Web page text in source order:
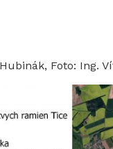
Foto: Ing.